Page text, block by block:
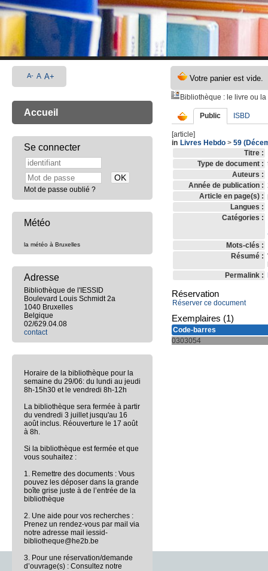
Bibliothèque : le livre ou
Public ISBD
[article]
in Livres Hebdo > 59
Titre :
Type de document :
Auteurs :
Année de publication :
Article en page(s) :
Langues :
Catégories :
Mots-clés :
Résumé :
Permalink :
Réservation
Réserver ce document
Exemplaires (1)
Code-barres
0303054
A- A A+
Accueil
Se connecter
Mot de passe oublié ?
Météo
la météo à Bruxelles
Adresse
Bibliothèque de l'IESSID
Boulevard Louis Schmidt 2a
1040 Bruxelles
Belgique
02/629.04.08
contact
Horaire de la bibliothèque pour la
semaine du 29/06: du lundi au jeudi
8h-15h30 et le vendredi 8h-12h
La bibliothèque sera fermée à partir
du vendredi 3 juillet jusqu'au 16
août inclus. Réouverture le 17 août
à 8h.
Si la bibliothèque est fermée et que
vous souhaitez :
1. Remettre des documents : Vous
pouvez les déposer dans la grande
boîte grise juste à de l’entrée de la
bibliothèque
2. Une aide pour vos recherches :
Prenez un rendez-vous par mail via
notre adresse mail iessid-
bibliotheque@he2b.be
3. Pour une réservation/demande
d’ouvrage(s) : Consultez notre